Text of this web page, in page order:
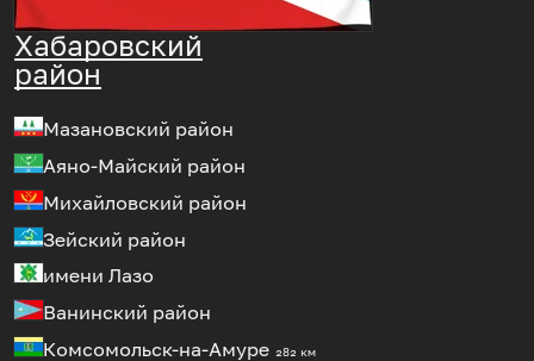
Хабаровский
район
Мазановский район
Аяно-Майский район
Михайловский район
Зейский район
имени Лазо
Ванинский район
Комсомольск-на-Амуре 282 км